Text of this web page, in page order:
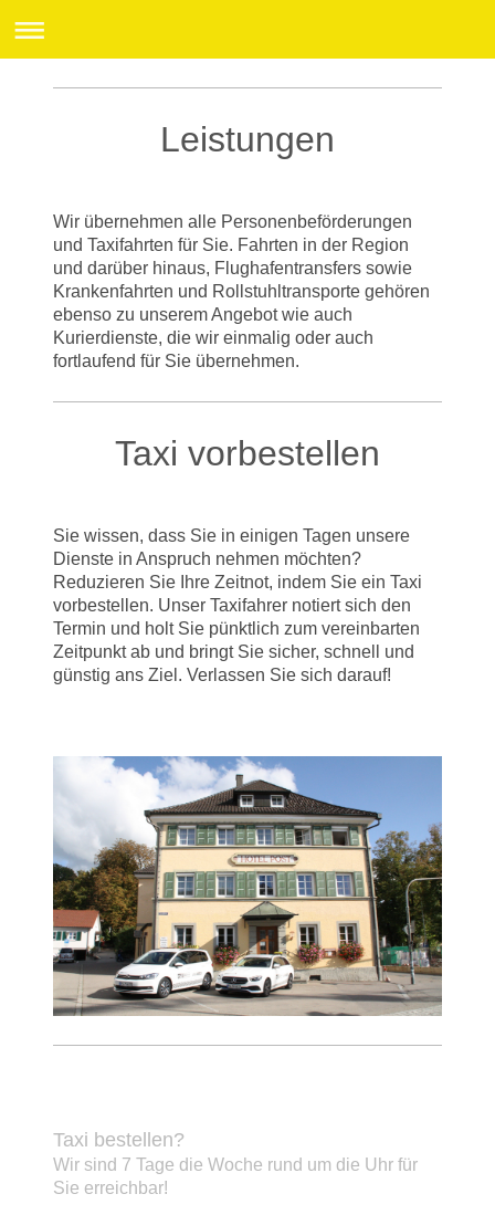
Leistungen
Wir übernehmen alle Personenbeförderungen
und Taxifahrten für Sie. Fahrten in der Region
und darüber hinaus, Flughafentransfers sowie
Krankenfahrten und Rollstuhltransporte gehören
ebenso zu unserem Angebot wie auch
Kurierdienste, die wir einmalig oder auch
fortlaufend für Sie übernehmen.
Taxi vorbestellen
Sie wissen, dass Sie in einigen Tagen unsere
Dienste in Anspruch nehmen möchten?
Reduzieren Sie Ihre Zeitnot, indem Sie ein Taxi
vorbestellen. Unser Taxifahrer notiert sich den
Termin und holt Sie pünktlich zum vereinbarten
Zeitpunkt ab und bringt Sie sicher, schnell und
günstig ans Ziel. Verlassen Sie sich darauf!
Taxi bestellen?
Wir sind 7 Tage die Woche rund um die Uhr für
Sie erreichbar!